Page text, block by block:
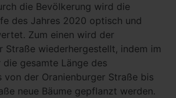
die Bevölkerung wird die
des Jahres 2020 optisch und
Zum einen wird der
Straße wiederhergestellt, indem im
gesamte Länge des
von der Oranienburger Straße bis
neue Bäume gepflanzt werden.